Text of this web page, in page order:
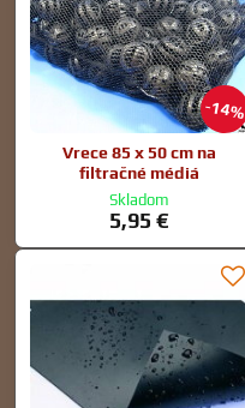
14%
Vrece 85 x 50 cm na
filtračné médiá
Skladom
5,95 €